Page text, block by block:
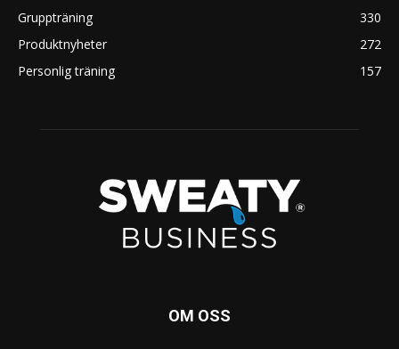
Gruppträning
330
Produktnyheter
272
Personlig träning
157
OM OSS